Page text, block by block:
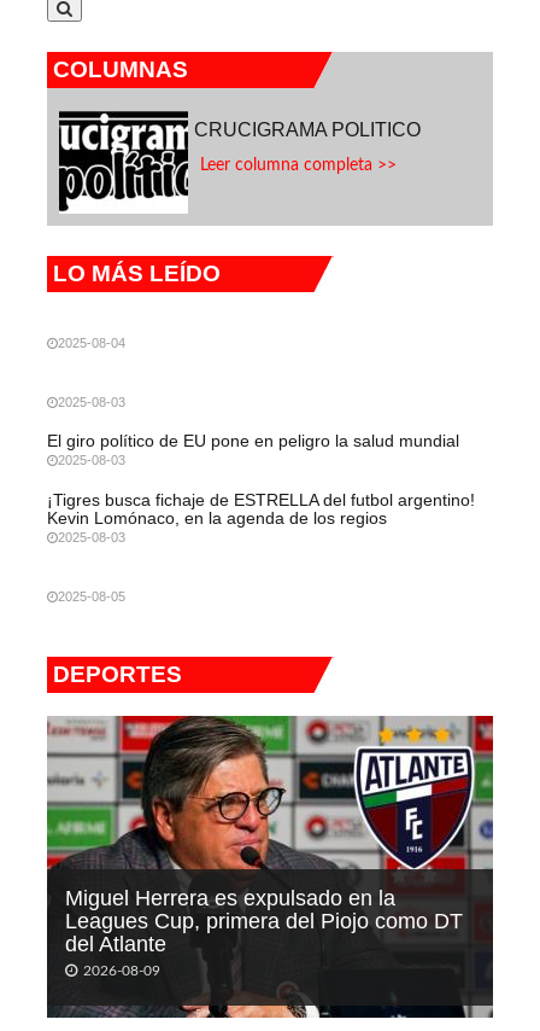
COLUMNAS
CRUCIGRAMA POLITICO
Leer columna completa >>
LO MÁS LEÍDO
2025-08-04
2025-08-03
El giro político de EU pone en peligro la salud mundial
2025-08-03
¡Tigres busca fichaje de ESTRELLA del futbol argentino!
Kevin Lomónaco, en la agenda de los regios
2025-08-03
2025-08-05
DEPORTES
Miguel Herrera es expulsado en la
Leagues Cup, primera del Piojo como DT
del Atlante
2026-08-09